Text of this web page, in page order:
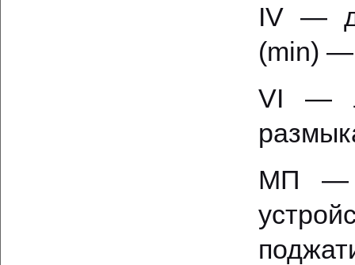
IV —
(min) —
VI —
МП —